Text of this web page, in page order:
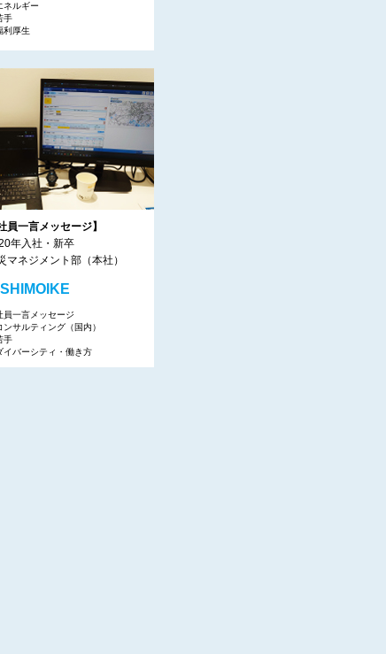
ネルギー
手
利厚生
員一言メッセージ】
年入社・新卒
マネジメント部（本社）
員一言メッセージ
ンサルティング（国内）
手
イバーシティ・働き方